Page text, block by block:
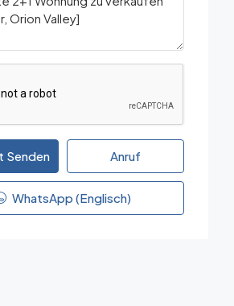
Senden Anruf
WhatsApp (Englisch)